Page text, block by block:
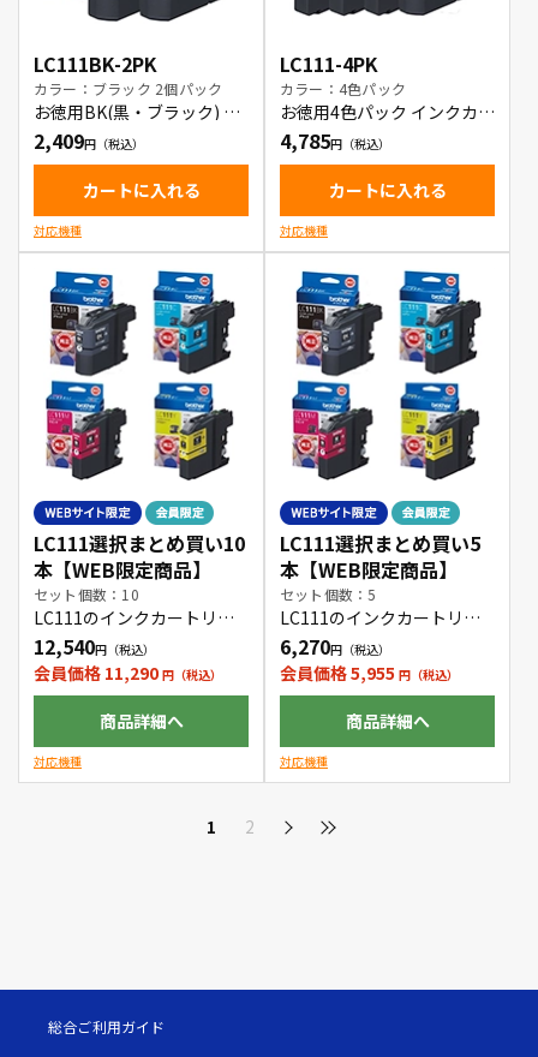
LC111BK-2PK
カラー：ブラック 2個パック
お徳用BK(黒・ブラック) 2
本パック インクカートリッ
ジ
2,409
カートに入れる
対応機種
LC111-4PK
カラー：4色パック
お徳用4色パック インクカー
トリッジ
4,785
カートに入れる
対応機種
LC111選択まとめ買い10
本【WEB限定商品】
セット個数：10
LC111のインクカートリッ
ジをお好きな色の組み合わ
せで10本購入できます。
12,540
会員価格 11,290
商品詳細へ
対応機種
LC111選択まとめ買い5
本【WEB限定商品】
セット個数：5
LC111のインクカートリッ
ジをお好きな色の組み合わ
せで5本購入できます。
6,270
会員価格 5,955
商品詳細へ
対応機種
1 2
総合ご利用ガイド